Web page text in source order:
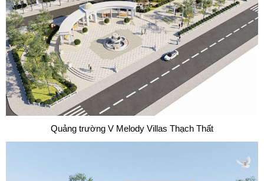
Quảng trường V Melody Villas Thạch Thất